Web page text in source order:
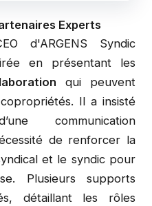
Experts
d'ARGENS Syndic
en présentant les
qui peuvent
Il a insisté
communication
de renforcer la
et le syndic pour
Plusieurs supports
détaillant les rôles